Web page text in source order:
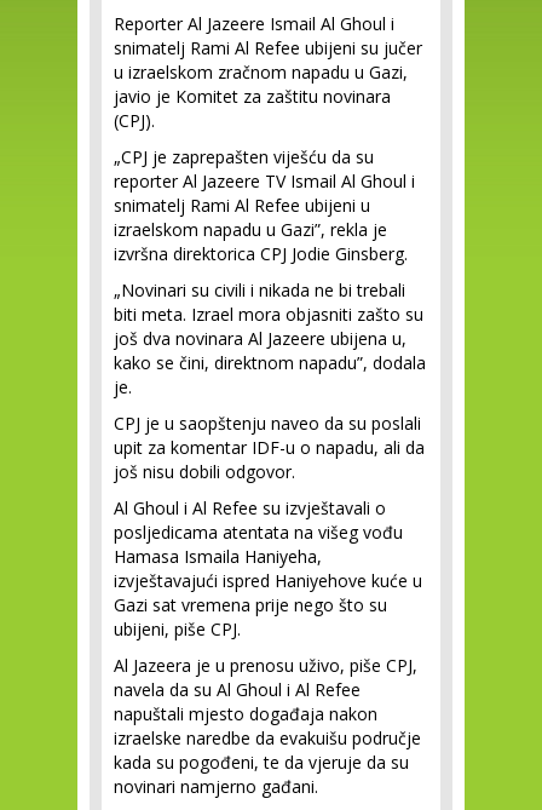
Reporter Al Jazeere Ismail Al Ghoul i
snimatelj Rami Al Refee ubijeni su jučer
u izraelskom zračnom napadu u Gazi,
javio je Komitet za zaštitu novinara
(CPJ).
„CPJ je zaprepašten viješću da su
reporter Al Jazeere TV Ismail Al Ghoul i
snimatelj Rami Al Refee ubijeni u
izraelskom napadu u Gazi”, rekla je
izvršna direktorica CPJ Jodie Ginsberg.
„Novinari su civili i nikada ne bi trebali
biti meta. Izrael mora objasniti zašto su
još dva novinara Al Jazeere ubijena u,
kako se čini, direktnom napadu”, dodala
je.
CPJ je u saopštenju naveo da su poslali
upit za komentar IDF-u o napadu, ali da
još nisu dobili odgovor.
Al Ghoul i Al Refee su izvještavali o
posljedicama atentata na višeg vođu
Hamasa Ismaila Haniyeha,
izvještavajući ispred Haniyehove kuće u
Gazi sat vremena prije nego što su
ubijeni, piše CPJ.
Al Jazeera je u prenosu uživo, piše CPJ,
navela da su Al Ghoul i Al Refee
napuštali mjesto događaja nakon
izraelske naredbe da evakuišu područje
kada su pogođeni, te da vjeruje da su
novinari namjerno gađani.